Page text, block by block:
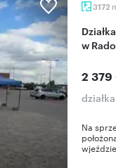
3172
Działka usługowa przy ruchliwej ulicy Kościuszki
w
2 379
Na